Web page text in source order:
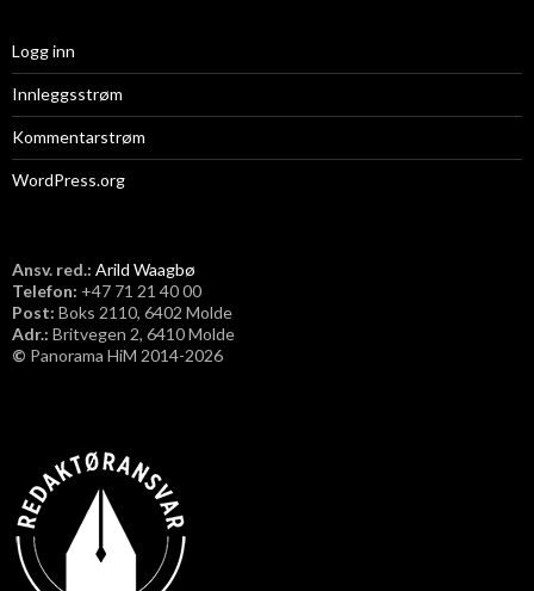
Logg inn
Innleggsstrøm
Kommentarstrøm
WordPress.org
Ansv. red.: Arild Waagbø
Telefon: ​+47 71 21 40 00
Post: Boks 2110, 6402 Molde
Adr.: Britvegen 2, 6410 Molde
© Panorama HiM 2014-2026